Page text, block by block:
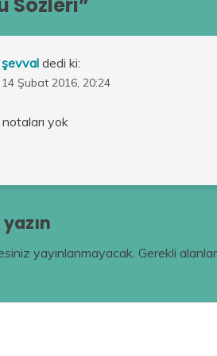
Sözleri”
şevval dedi ki:
14 Şubat 2016, 20:24
yok
yayınlanmayacak. Gerekli alanlar